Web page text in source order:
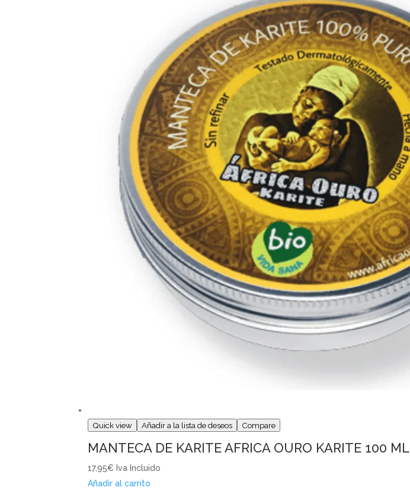
Quick view Añadir a la lista de deseos Compare
MANTECA DE KARITE AFRICA OURO KARITE 100 ML
17,95€ Iva Incluido
Añadir al carrito